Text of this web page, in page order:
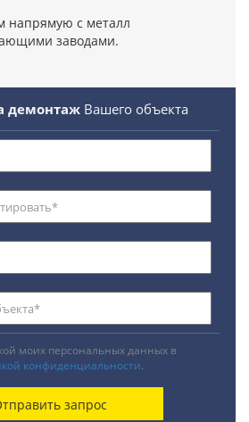
напрямую с металл
заводами.
демонтаж Вашего объекта
моих персональных данных в
конфиденциальности.